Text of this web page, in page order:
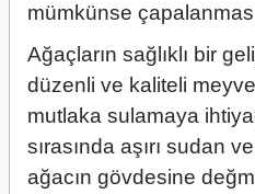
mümkünse
Ağaçların sağlıklı bir
düzenli ve kaliteli
mutlaka sulamaya
sırasında aşırı sudan
ağacın gövdesine